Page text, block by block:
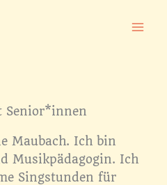
Senior*innen
Maubach. Ich bin
Musikpädagogin. Ich
Singstunden für